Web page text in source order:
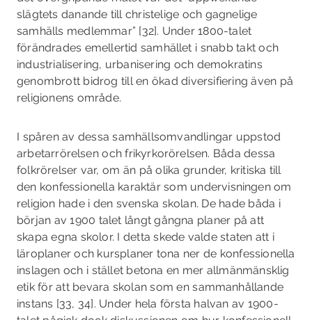
slägtets danande till christelige och gagnelige
samhälls medlemmar” [32]. Under 1800-­talet
förändrades emellertid samhället i snabb takt och
industrialisering, urbanisering och demokratins
genombrott bidrog till en ökad diversifiering även på
religionens område.
I spåren av dessa samhällsomvandlingar uppstod
arbetarrörelsen och frikyrkorörelsen. Båda dessa
folkrörelser var, om än på olika grunder, kritiska till
den konfessionella karaktär som undervisningen om
religion hade i den svenska skolan. De hade båda i
början av 1900­ talet långt gångna planer på att
skapa egna skolor. I detta skede valde staten att i
läroplaner och kursplaner tona ner de konfessionella
inslagen och i stället betona en mer allmänmänsklig
etik för att bevara skolan som en sammanhållande
instans [33, 34]. Under hela första halvan av 1900­